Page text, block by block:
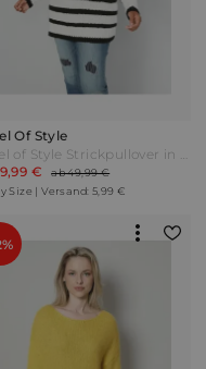
Of Style
Angel of Style Strickpullover in Ringeloptik Schwarz/Weiß
€
ab 49,99 €
Size | Versand: 5,99 €